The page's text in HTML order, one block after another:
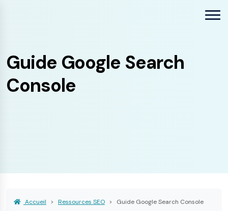
Guide Google Search
Console
Accueil Ressources SEO Guide Google Search Console